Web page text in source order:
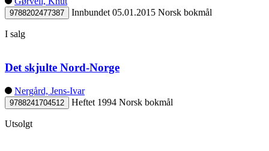
9788202477387 Innbundet 05.01.2015 Norsk bokmål
I salg
Det skjulte Nord-Norge
Nergård, Jens-Ivar
9788241704512 Heftet 1994 Norsk bokmål
Utsolgt